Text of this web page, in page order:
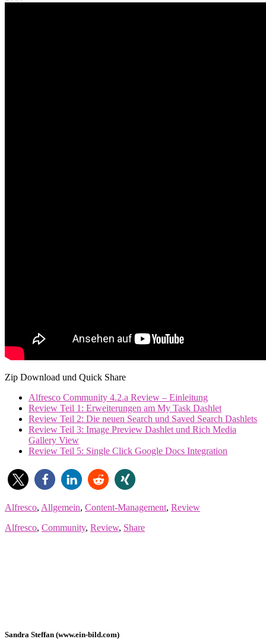
Zip Download und Quick Share
Alfresco Community 4.2.a Review – Einleitung
Review Teil 1: Erweiterungen am My Task Dashlet
Review Teil 2: Die neuen Search und Saved Search Dashlets
Review Teil 3: Image Preview Dashlet und Rich Media
Gallery View
Review Teil 5: Single Click Google Docs Integration
Alfresco, Allgemein, Content-Management, Review
Alfresco, Community, Review, Share
Sandra Steffan (www.ein-bild.com)